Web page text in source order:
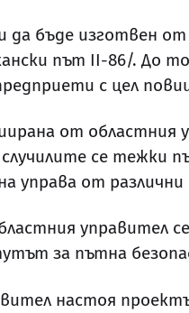
да бъде изготвен
път II-86/. До
с цел
от областния
се тежки
управа от
управител
за пътна
настоя